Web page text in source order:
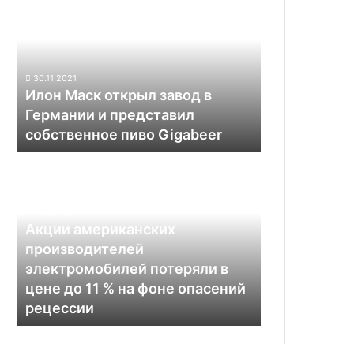
представил
собственное
пиво
Gigabeer
30.11.2021
Илон Маск открыл завод в
Германии и представил
собственное пиво Gigabeer
потеряли
цене
до
11
на
Акции американских
производителей
электромобилей потеряли в
цене до 11 % на фоне опасений
рецессии